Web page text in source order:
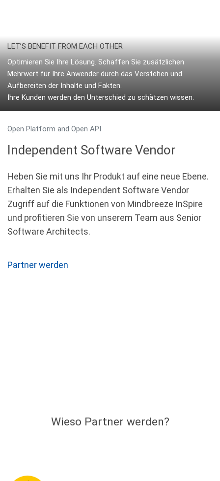
LET’S BENEFIT FROM EACH OTHER
Optimieren Sie Ihre Lösung. Schaffen Sie zusätzlichen
Mehrwert für Ihre Anwender durch das Verstehen und
Aufbereiten der Inhalte und Fakten.
Ihre Kunden werden den Unterschied zu schätzen wissen.
Open Platform and Open API
Independent Software Vendor
Heben Sie mit uns Ihr Produkt auf eine neue Ebene.
Erhalten Sie als Independent Software Vendor
Zugriff auf die Funktionen von Mindbreeze InSpire
und profitieren Sie von unserem Team aus Senior
Software Architects.
Partner werden
Wieso Partner werden?